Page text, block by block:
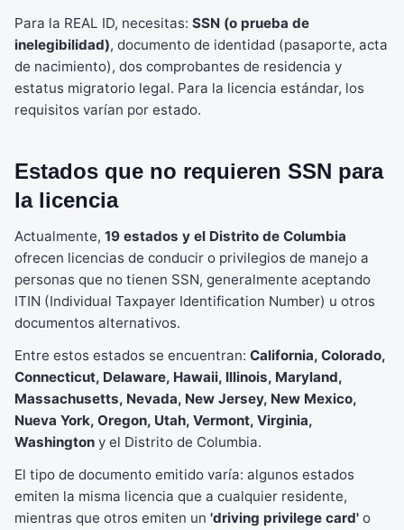
Para la REAL ID, necesitas: SSN (o prueba de
inelegibilidad), documento de identidad (pasaporte, acta
de nacimiento), dos comprobantes de residencia y
estatus migratorio legal. Para la licencia estándar, los
requisitos varían por estado.
Estados que no requieren SSN para
la licencia
Actualmente, 19 estados y el Distrito de Columbia
ofrecen licencias de conducir o privilegios de manejo a
personas que no tienen SSN, generalmente aceptando
ITIN (Individual Taxpayer Identification Number) u otros
documentos alternativos.
Entre estos estados se encuentran: California, Colorado,
Connecticut, Delaware, Hawaii, Illinois, Maryland,
Massachusetts, Nevada, New Jersey, New Mexico,
Nueva York, Oregon, Utah, Vermont, Virginia,
Washington y el Distrito de Columbia.
El tipo de documento emitido varía: algunos estados
emiten la misma licencia que a cualquier residente,
mientras que otros emiten un 'driving privilege card' o